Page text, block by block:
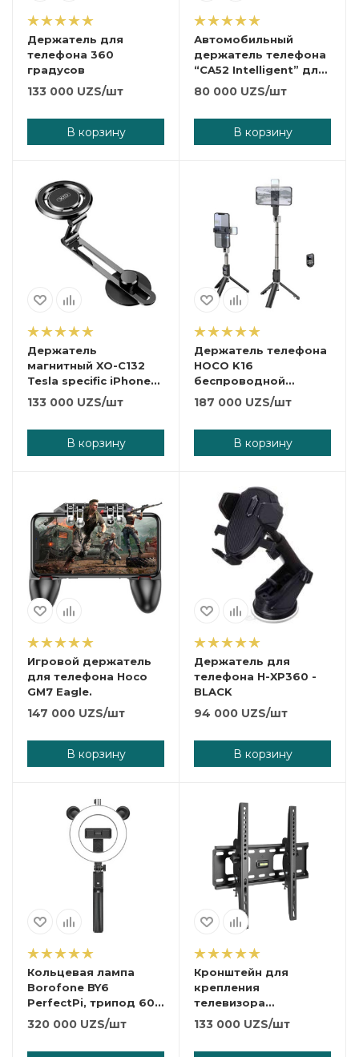
Держатель для
телефона 360
градусов
133 000 UZS/шт
В корзину
Автомобильный
держатель телефона
“CA52 Intelligent” для
воздуховыпускного
80 000 UZS/шт
В корзину
Держатель
магнитный XO-C132
Tesla specific iPhone
metal bracket
133 000 UZS/шт
В корзину
Держатель телефона
HOCO K16
беспроводной
штатив.
187 000 UZS/шт
В корзину
Игровой держатель
для телефона Hoco
GM7 Eagle.
147 000 UZS/шт
В корзину
Держатель для
телефона H-XP360 -
BLACK
94 000 UZS/шт
В корзину
Кольцевая лампа
Borofone BY6
PerfectPi, трипод 60-
95 см, Ø 17 см. пульт.
320 000 UZS/шт
Кронштейн для
крепления
телевизора
универсальный AS-
133 000 UZS/шт